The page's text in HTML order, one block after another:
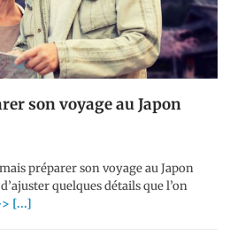
son voyage au Japon
préparer son voyage au Japon
quelques détails que l’on
[...]